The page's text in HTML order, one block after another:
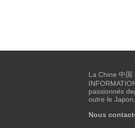
La Chine 中国
passionnés
outre le
Nous